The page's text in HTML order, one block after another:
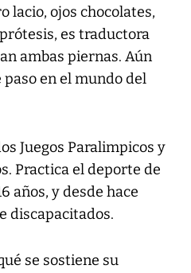
lacio, ojos chocolates,
es traductora
ambas piernas. Aún
en el mundo del
Juegos Paralimpicos y
Practica el deporte de
años, y desde hace
discapacitados.
se sostiene su